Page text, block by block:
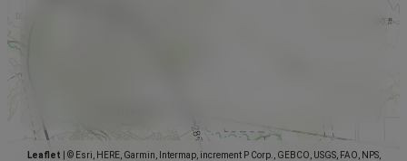
Leaflet
© Esri, HERE, Garmin, Intermap, increment P Corp., GEBCO, USGS, FAO, NPS,